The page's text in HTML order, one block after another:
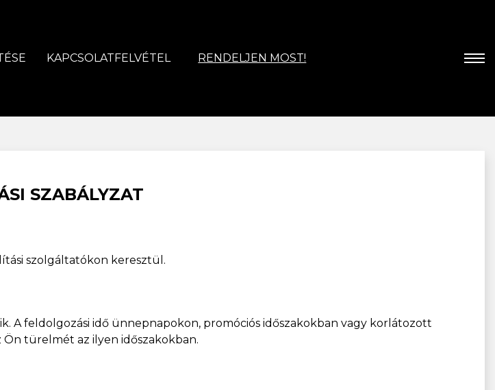
KAPCSOLATFELVÉTEL RENDELJEN MOST!
SZABÁLYZAT
szolgáltatókon keresztül.
feldolgozási idő ünnepnapokon, promóciós időszakokban vagy korlátozott
türelmét az ilyen időszakokban.